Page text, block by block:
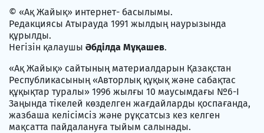
© «Ақ Жайық» интернет- басылымы.
Редакциясы Атырауда 1991 жылдың наурызында
құрылды.
Негізін қалаушы Әбділда Мұқашев.
«Ақ Жайық» сайтының материалдарын Қазақстан
Республикасының «Авторлық құқық және сабақтас
құқықтар туралы» 1996 жылғы 10 маусымдағы №6-I
Заңында тікелей көзделген жағдайларды қоспағанда,
жазбаша келісімсіз және рұқсатсыз кез келген
мақсатта пайдалануға тыйым салынады.